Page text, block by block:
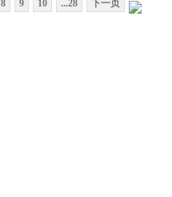
8 9 10 ...28 下一页